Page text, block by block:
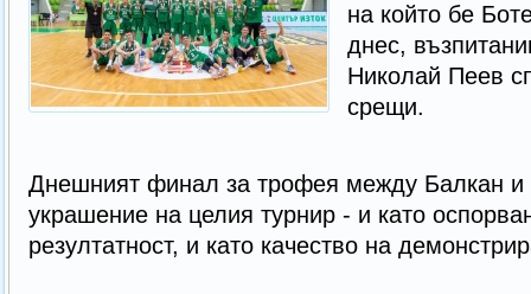
на който бе
днес,
Николай Пеев
срещи.
Днешният финал за трофея между Балкан и
украшение на целия турнир - и като
резултатност, и като качество на